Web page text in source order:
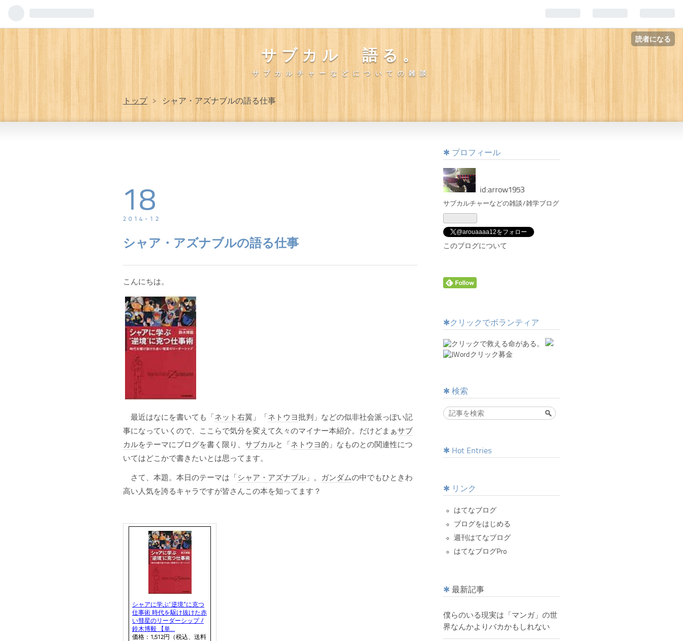
読者になる
サブカル 語る。
サブカルチャーなどについての雑談
トップ > シャア・アズナブルの語る仕事
2014- 12
18
シャア・アズナブルの語る仕事
こんにちは。
最近はなにを書いても「 ネット右翼」「 ネトウヨ 批判」などの似非社会派っぽい記
事になっていくので、ここらで気分を変えて久々のマイナー本紹介。だけどまぁサブ
カルをテーマにブログを書く限り、 サブカルと「 ネトウヨ 的」なものとの関連性につ
いてはどこかで書きたいとは思ってます。
さて、本題。本日のテーマは「 シャア・アズナブル 」。 ガンダムの中でもひときわ
高い人気を誇るキャラですが皆さんこの本を知ってます？
シャアに学ぶ“逆境”に克つ
仕事術 時代を駆け抜けた赤
い彗星のリーダーシップ /
鈴木博毅 【単...
価格：1,512円（税込、送料
プロフィール
id:arrow1953
サブカルチャーなどの雑談/雑学ブログ
@arouaaaa12をフォロー
このブログについて
クリックでボランティア
検索
Hot Entries
リンク
はてなブログ
ブログをはじめる
週刊はてなブログ
はてなブログPro
最新記事
僕らのいる現実は「マンガ」の世
界なんかよりバカかもしれない